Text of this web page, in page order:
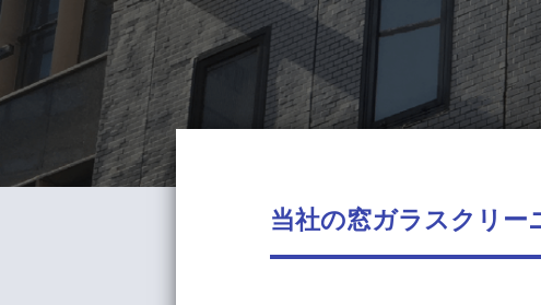
当社の窓ガラスクリー